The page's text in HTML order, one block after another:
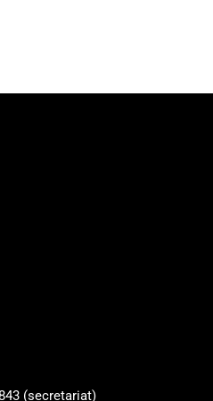
(secretariat)